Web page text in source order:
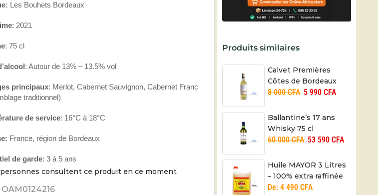
Les Bouhets Bordeaux
: 2021
: 75 cl
: Autour de 13% – 13.5% vol
principaux: Merlot, Cabernet Sauvignon, Cabernet Franc
traditionnel)
de service: 16°C à 18°C
France, région de Bordeaux
de garde: 3 à 5 ans
consultent ce produit en ce moment
OAM0124216
Produits similaires
Calvet Premières
Côtes de Bordeaux
Moelleux – 75CL
8 000CFA 5 990CFA
Ballantine’s 17 ans
Whisky 75 cl
60 000CFA 53 590CFA
Huile MAYOR 3 Litres
– 100% extra raffinée
De:4 490CFA